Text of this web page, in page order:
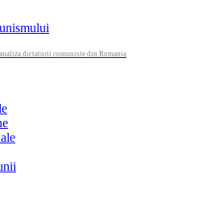
dictaturii comuniste din Romania